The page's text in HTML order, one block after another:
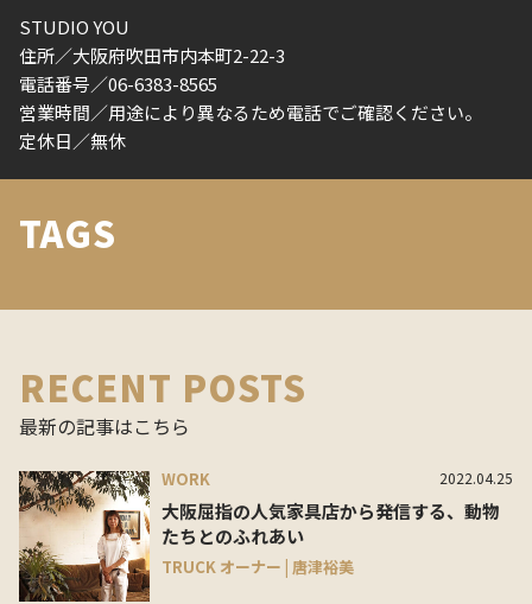
STUDIO YOU
住所／大阪府吹田市内本町2-22-3
電話番号／06-6383-8565
営業時間／用途により異なるため電話でご確認ください。
定休日／無休
TAGS
RECENT POSTS
最新の記事はこちら
WORK 2022.04.25
大阪屈指の人気家具店から発信する、動物
たちとのふれあい
TRUCK オーナー | 唐津裕美